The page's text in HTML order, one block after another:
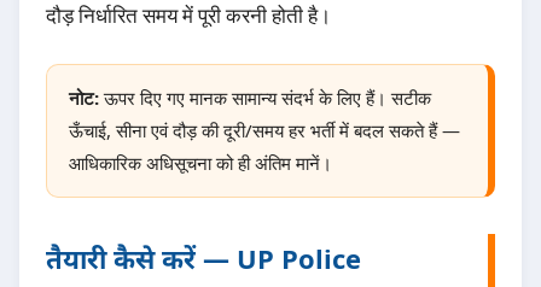
दौड़ निर्धारित समय में पूरी करनी होती है।
नोट:ऊपर दिए गए मानक सामान्य संदर्भ के लिए हैं। सटीक
ऊँचाई, सीना एवं दौड़ की दूरी/समय हर भर्ती में बदल सकते हैं —
आधिकारिक अधिसूचना को ही अंतिम मानें।
तैयारी कैसे करें — UP Police